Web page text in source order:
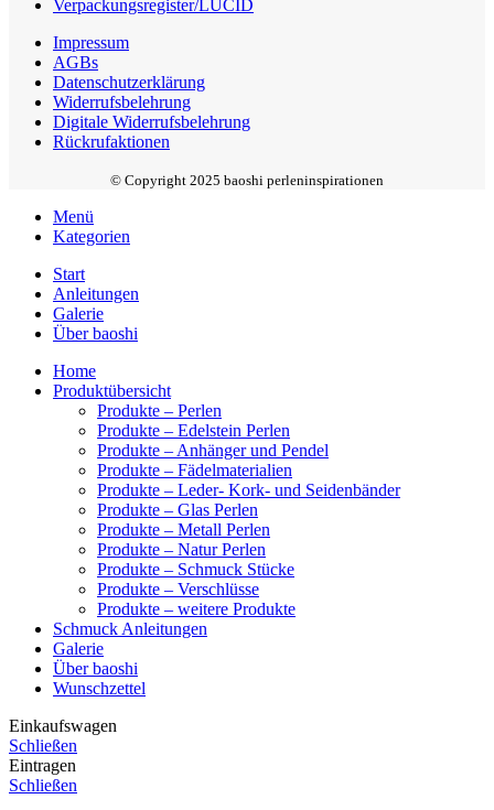
Verpackungsregister/LUCID
Impressum
AGBs
Datenschutzerklärung
Widerrufsbelehrung
Digitale Widerrufsbelehrung
Rückrufaktionen
© Copyright 2025 baoshi perleninspirationen
Menü
Kategorien
Start
Anleitungen
Galerie
Über baoshi
Home
Produktübersicht
Produkte – Perlen
Produkte – Edelstein Perlen
Produkte – Anhänger und Pendel
Produkte – Fädelmaterialien
Produkte – Leder- Kork- und Seidenbänder
Produkte – Glas Perlen
Produkte – Metall Perlen
Produkte – Natur Perlen
Produkte – Schmuck Stücke
Produkte – Verschlüsse
Produkte – weitere Produkte
Schmuck Anleitungen
Galerie
Über baoshi
Wunschzettel
Einkaufswagen
Schließen
Eintragen
Schließen